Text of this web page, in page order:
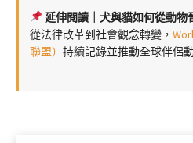
延伸閱讀｜犬與貓如何從動物
從法律改革到社會觀念轉變，
聯盟） 持續記錄並推動全球伴侶